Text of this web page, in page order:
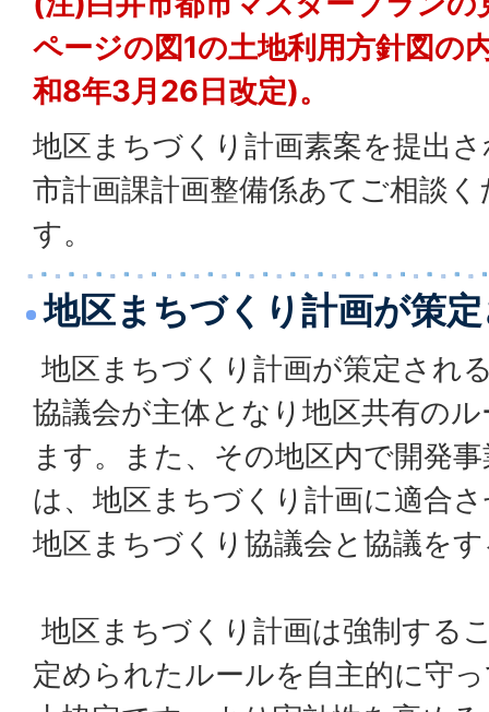
ページの図1の土地利用方針図の
和8年3月26日改定)。
地区まちづくり計画素案を提出
市計画課計画整備係あてご相談
す。
地区まちづくり計画が策
地区まちづくり計画が策定され
協議会が主体となり地区共有の
ます。また、その地区内で開発
は、地区まちづくり計画に適合
地区まちづくり協議会と協議を
地区まちづくり計画は強制する
定められたルールを自主的に守